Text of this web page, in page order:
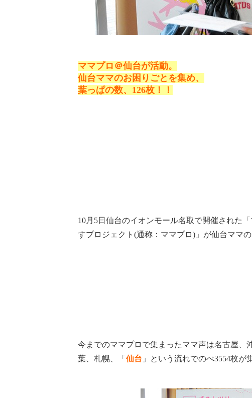
ママプロ＠仙台が活動。
仙台ママのお困りごとを集め、
葉っぱの数、126枚！！
10月5日仙台のイオンモール名取で開催された
すプロジェクト(通称：ママプロ)」が仙台ママ
今までのママプロで集まったママ声は名古屋、
葉、札幌、「 仙台 」 という流れでのべ3554枚が